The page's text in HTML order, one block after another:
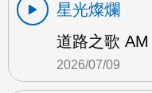
星光燦爛
道路之歌 AM
2026/07/09